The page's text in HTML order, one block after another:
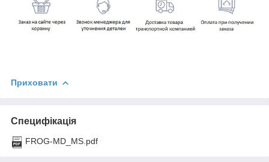
Приховати
Специфікація
FROG-MD_MS.pdf